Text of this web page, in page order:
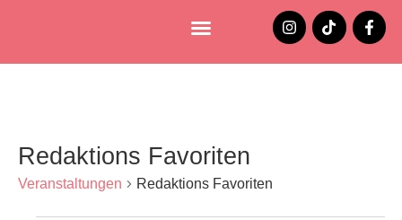
Redaktions Favoriten
Veranstaltungen Redaktions Favoriten